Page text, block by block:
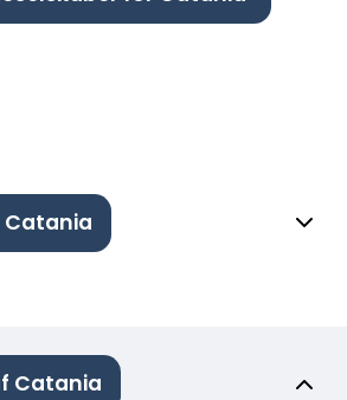
Catania
Catania